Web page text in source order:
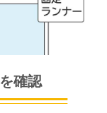
確認